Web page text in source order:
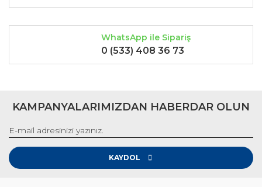
WhatsApp ile Sipariş
0 (533) 408 36 73
KAMPANYALARIMIZDAN HABERDAR OLUN
KAYDOL